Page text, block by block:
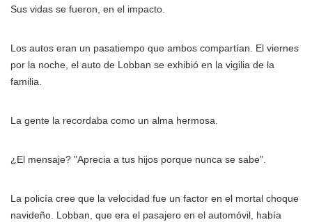
Sus vidas se fueron, en el impacto.
Los autos eran un pasatiempo que ambos compartían. El viernes
por la noche, el auto de Lobban se exhibió en la vigilia de la
familia.
La gente la recordaba como un alma hermosa.
¿El mensaje? "Aprecia a tus hijos porque nunca se sabe".
La policía cree que la velocidad fue un factor en el mortal choque
navideño. Lobban, que era el pasajero en el automóvil, había